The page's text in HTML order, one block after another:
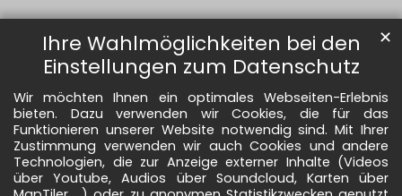
Ihre Wahlmöglichkeiten bei den
Einstellungen zum Datenschutz
Wir möchten Ihnen ein optimales Webseiten-Erlebnis
bieten. Dazu verwenden wir Cookies, die für das
Funktionieren unserer Website notwendig sind. Mit Ihrer
Zustimmung verwenden wir auch Cookies und andere
Technologien, die zur Anzeige externer Inhalte (Videos
über Youtube, Audios über Soundcloud, Karten über
✕